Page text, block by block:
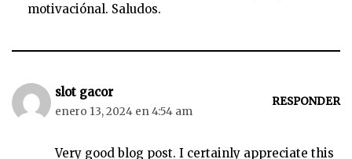
motivaciónal. Saludos.
slot gacor
enero 13, 2024 en 4:54 am
RESPONDER
Very good blog post. I certainly appreciate this